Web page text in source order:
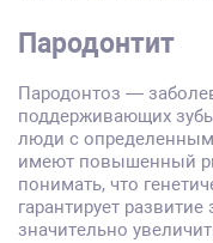
Пародонтит
Пародонтоз —
поддерживающих
люди с
имеют повышенный
понимать, что
гарантирует
значительно